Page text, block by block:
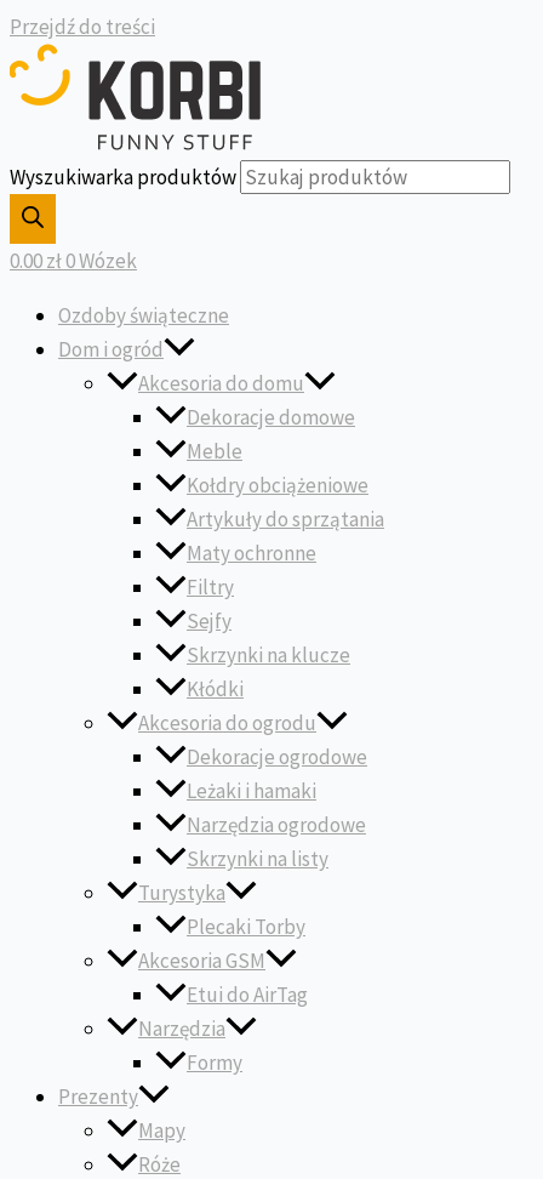
Przejdź do treści
Wyszukiwarka produktów
0.00zł0Wózek
Ozdoby świąteczne
Dom i ogród
Akcesoria do domu
Dekoracje domowe
Meble
Kołdry obciążeniowe
Artykuły do sprzątania
Maty ochronne
Filtry
Sejfy
Skrzynki na klucze
Kłódki
Akcesoria do ogrodu
Dekoracje ogrodowe
Leżaki i hamaki
Narzędzia ogrodowe
Skrzynki na listy
Turystyka
Plecaki Torby
Akcesoria GSM
Etui do AirTag
Narzędzia
Formy
Prezenty
Mapy
Róże